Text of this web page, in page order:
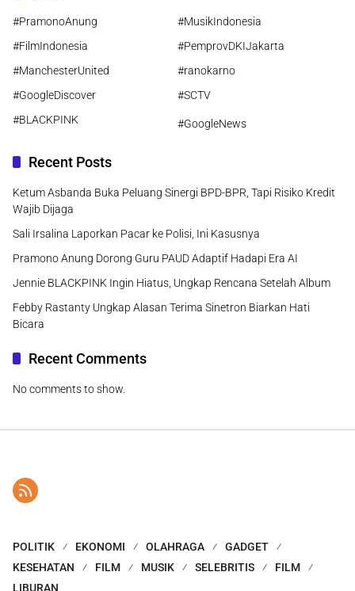
#PramonoAnung
#MusikIndonesia
#FilmIndonesia
#PemprovDKIJakarta
#ManchesterUnited
#ranokarno
#GoogleDiscover
#SCTV
#BLACKPINK
#GoogleNews
Recent Posts
Ketum Asbanda Buka Peluang Sinergi BPD-BPR, Tapi Risiko Kredit
Wajib Dijaga
Sali Irsalina Laporkan Pacar ke Polisi, Ini Kasusnya
Pramono Anung Dorong Guru PAUD Adaptif Hadapi Era AI
Jennie BLACKPINK Ingin Hiatus, Ungkap Rencana Setelah Album
Febby Rastanty Ungkap Alasan Terima Sinetron Biarkan Hati
Bicara
Recent Comments
No comments to show.
POLITIK EKONOMI OLAHRAGA
GADGET
KESEHATAN
FILM MUSIK SELEBRITIS
FILM
LIBURAN